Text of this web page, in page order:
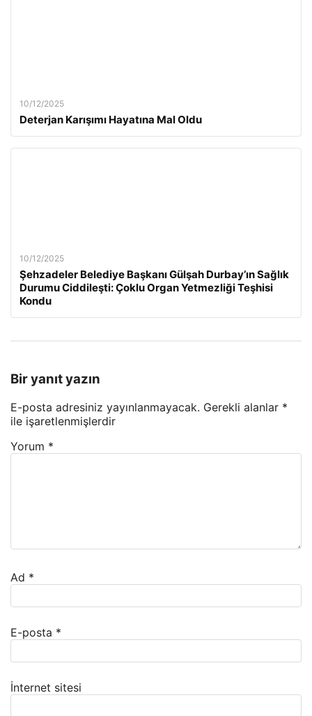
10/12/2025
Deterjan Karışımı Hayatına Mal Oldu
10/12/2025
Şehzadeler Belediye Başkanı Gülşah Durbay’ın Sağlık
Durumu Ciddileşti: Çoklu Organ Yetmezliği Teşhisi
Kondu
Bir yanıt yazın
E-posta adresiniz yayınlanmayacak. Gerekli alanlar *
ile işaretlenmişlerdir
Yorum *
Ad *
E-posta *
İnternet sitesi